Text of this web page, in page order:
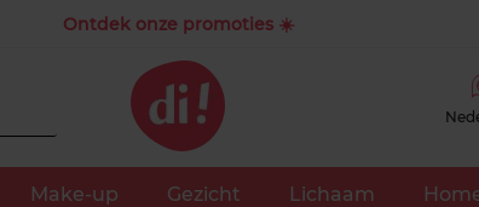
Ontdek onze promoties ☀️
Make-up Gezicht Lichaam